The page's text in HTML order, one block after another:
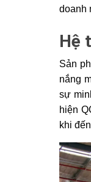
doanh
Hệ
Sản
nắng
sự
hiện
khi